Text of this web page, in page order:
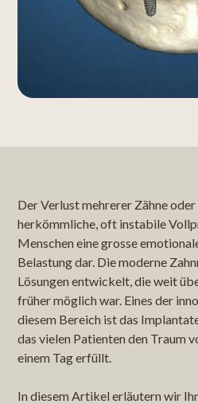
Der Verlust mehrerer Zähne
herkömmliche, oft instabile
Menschen eine grosse
Belastung dar. Die moderne
Lösungen entwickelt, die weit
früher möglich war. Eines der
diesem Bereich ist das
das vielen Patienten den Traum
einem Tag erfüllt.
In diesem Artikel erläutern wir